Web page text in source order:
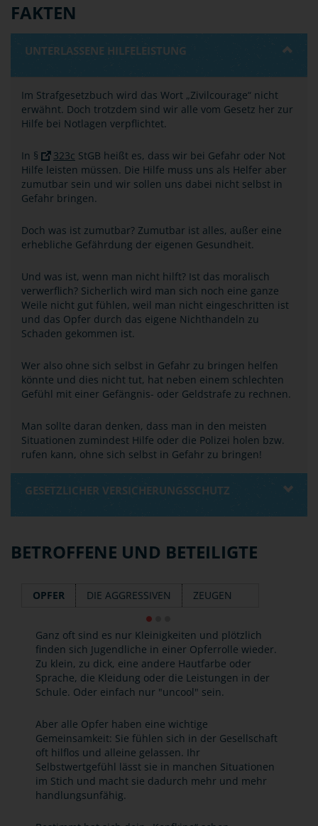
FAKTEN
UNTERLASSENE HILFELEISTUNG
Im Strafgesetzbuch wird das Wort „Zivilcourage“ nicht
erwähnt. Doch trotzdem sind wir alle vom Gesetz her zur
Hilfe bei Notlagen verpflichtet.
In § 323c StGB heißt es, dass wir bei Gefahr oder Not
Hilfe leisten müssen. Die Hilfe muss uns als Helfer aber
zumutbar sein und wir sollen uns dabei nicht selbst in
Gefahr bringen.
Doch was ist zumutbar? Zumutbar ist alles, außer eine
erhebliche Gefährdung der eigenen Gesundheit.
Und was ist, wenn man nicht hilft? Ist das moralisch
verwerflich? Sicherlich wird man sich noch eine ganze
Weile nicht gut fühlen, weil man nicht eingeschritten ist
und das Opfer durch das eigene Nichthandeln zu
Schaden gekommen ist.
Wer also ohne sich selbst in Gefahr zu bringen helfen
könnte und dies nicht tut, hat neben einem schlechten
Gefühl mit einer Gefängnis- oder Geldstrafe zu rechnen.
Man sollte daran denken, dass man in den meisten
Situationen zumindest Hilfe oder die Polizei holen bzw.
rufen kann, ohne sich selbst in Gefahr zu bringen!
GESETZLICHER VERSICHERUNGSSCHUTZ
BETROFFENE UND BETEILIGTE
OPFER DIE AGGRESSIVEN ZEUGEN
Ganz oft sind es nur Kleinigkeiten und plötzlich
finden sich Jugendliche in einer Opferrolle wieder.
Zu klein, zu dick, eine andere Hautfarbe oder
Sprache, die Kleidung oder die Leistungen in der
Schule. Oder einfach nur "uncool" sein.
Aber alle Opfer haben eine wichtige
Gemeinsamkeit: Sie fühlen sich in der Gesellschaft
oft hilflos und alleine gelassen. Ihr
Selbstwertgefühl lässt sie in manchen Situationen
im Stich und macht sie dadurch mehr und mehr
handlungsunfähig.